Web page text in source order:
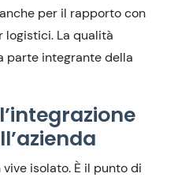
per il rapporto con
La qualità
parte integrante della
isolato. È il punto di